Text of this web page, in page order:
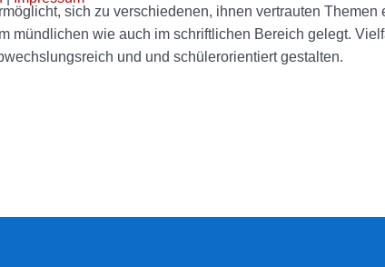
sich zu verschiedenen, ihnen vertrauten Themen
mündlichen wie auch im schriftlichen Bereich gelegt.
und und schülerorientiert gestalten.